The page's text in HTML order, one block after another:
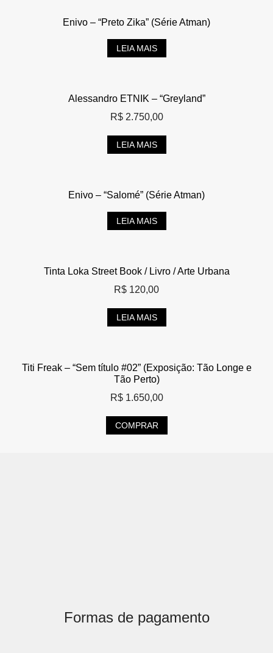
Enivo – “Preto Zika” (Série Atman)
LEIA MAIS
Alessandro ETNIK – “Greyland”
R$2.750,00
LEIA MAIS
Enivo – “Salomé” (Série Atman)
LEIA MAIS
Tinta Loka Street Book / Livro / Arte Urbana
R$ 120,00
LEIA MAIS
Titi Freak – “Sem título #02” (Exposição: Tão Longe e
Tão Perto)
R$1.650,00
COMPRAR
Formas de pagamento